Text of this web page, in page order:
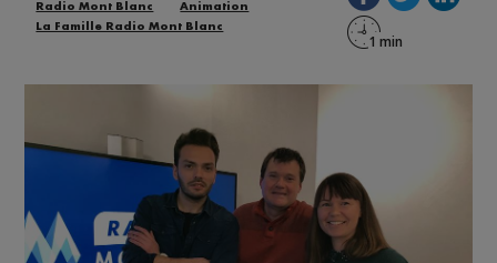
Radio Mont Blanc
Animation
La Famille Radio Mont Blanc